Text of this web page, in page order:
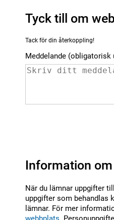
Tyck till om
Tack för din återkoppling!
Meddelande (obligatorisk
Information
När du lämnar uppgifter
uppgifter som behandlas
lämnar. För mer